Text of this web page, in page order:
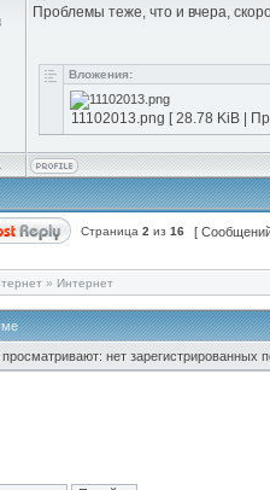
Проблемы теже, что и вчера,
Вложения:
11102013.png [ 28.78 KiB |
Страница 2 из 16 [
» Интернет
нет зарегистрированных